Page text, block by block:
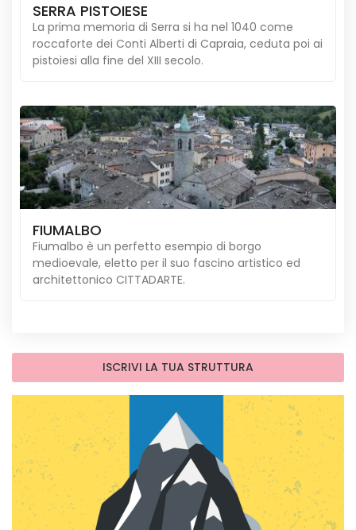
SERRA PISTOIESE
La prima memoria di Serra si ha nel 1040 come
roccaforte dei Conti Alberti di Capraia, ceduta poi ai
pistoiesi alla fine del XIII secolo.
FIUMALBO
Fiumalbo è un perfetto esempio di borgo
medioevale, eletto per il suo fascino artistico ed
architettonico CITTADARTE.
ISCRIVI LA TUA STRUTTURA